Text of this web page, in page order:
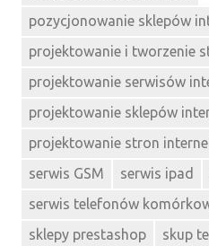
pozycjonowanie sklepów
projektowanie i tworzenie
projektowanie serwisów
projektowanie sklepów
projektowanie stron
serwis GSM
serwis ipad
serwis telefonów
sklepy prestashop
skup